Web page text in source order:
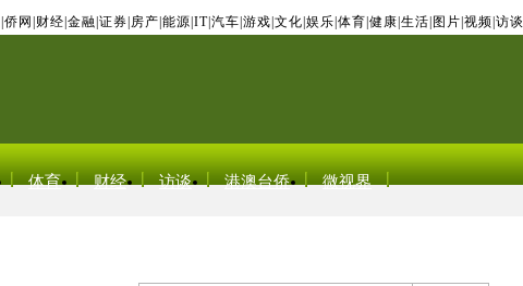
侨网 财经 金融 证券 房产 能源 IT| 汽车 游戏 文化 娱乐 体育 健康 生活 图片 视频 访谈
体育 财经 访谈 港澳台侨 微视界